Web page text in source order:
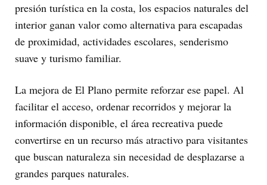
presión turística en la costa, los espacios naturales del
interior ganan valor como alternativa para escapadas
de proximidad, actividades escolares, senderismo
suave y turismo familiar.
La mejora de El Plano permite reforzar ese papel. Al
facilitar el acceso, ordenar recorridos y mejorar la
información disponible, el área recreativa puede
convertirse en un recurso más atractivo para visitantes
que buscan naturaleza sin necesidad de desplazarse a
grandes parques naturales.